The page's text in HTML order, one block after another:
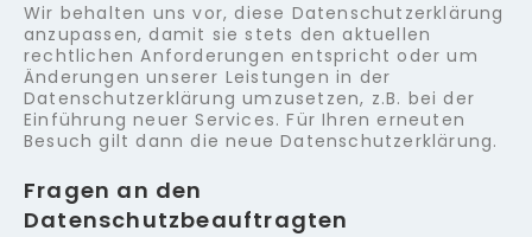
Wir behalten uns vor, diese Datenschutzerklärung
anzupassen, damit sie stets den aktuellen
rechtlichen Anforderungen entspricht oder um
Änderungen unserer Leistungen in der
Datenschutzerklärung umzusetzen, z.B. bei der
Einführung neuer Services. Für Ihren erneuten
Besuch gilt dann die neue Datenschutzerklärung.
Fragen an den
Datenschutzbeauftragten